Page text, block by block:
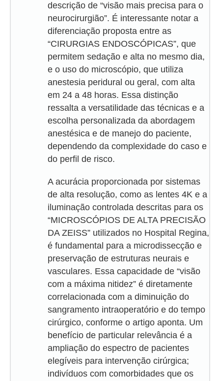
descrição de “visão mais precisa para o
neurocirurgião”. É interessante notar a
diferenciação proposta entre as
“CIRURGIAS ENDOSCÓPICAS”, que
permitem sedação e alta no mesmo dia,
e o uso do microscópio, que utiliza
anestesia peridural ou geral, com alta
em 24 a 48 horas. Essa distinção
ressalta a versatilidade das técnicas e a
escolha personalizada da abordagem
anestésica e de manejo do paciente,
dependendo da complexidade do caso e
do perfil de risco.
A acurácia proporcionada por sistemas
de alta resolução, como as lentes 4K e a
iluminação controlada descritas para os
“MICROSCÓPIOS DE ALTA PRECISÃO
DA ZEISS” utilizados no Hospital Regina,
é fundamental para a microdissecção e
preservação de estruturas neurais e
vasculares. Essa capacidade de “visão
com a máxima nitidez” é diretamente
correlacionada com a diminuição do
sangramento intraoperatório e do tempo
cirúrgico, conforme o artigo aponta. Um
benefício de particular relevância é a
ampliação do espectro de pacientes
elegíveis para intervenção cirúrgica;
indivíduos com comorbidades que os